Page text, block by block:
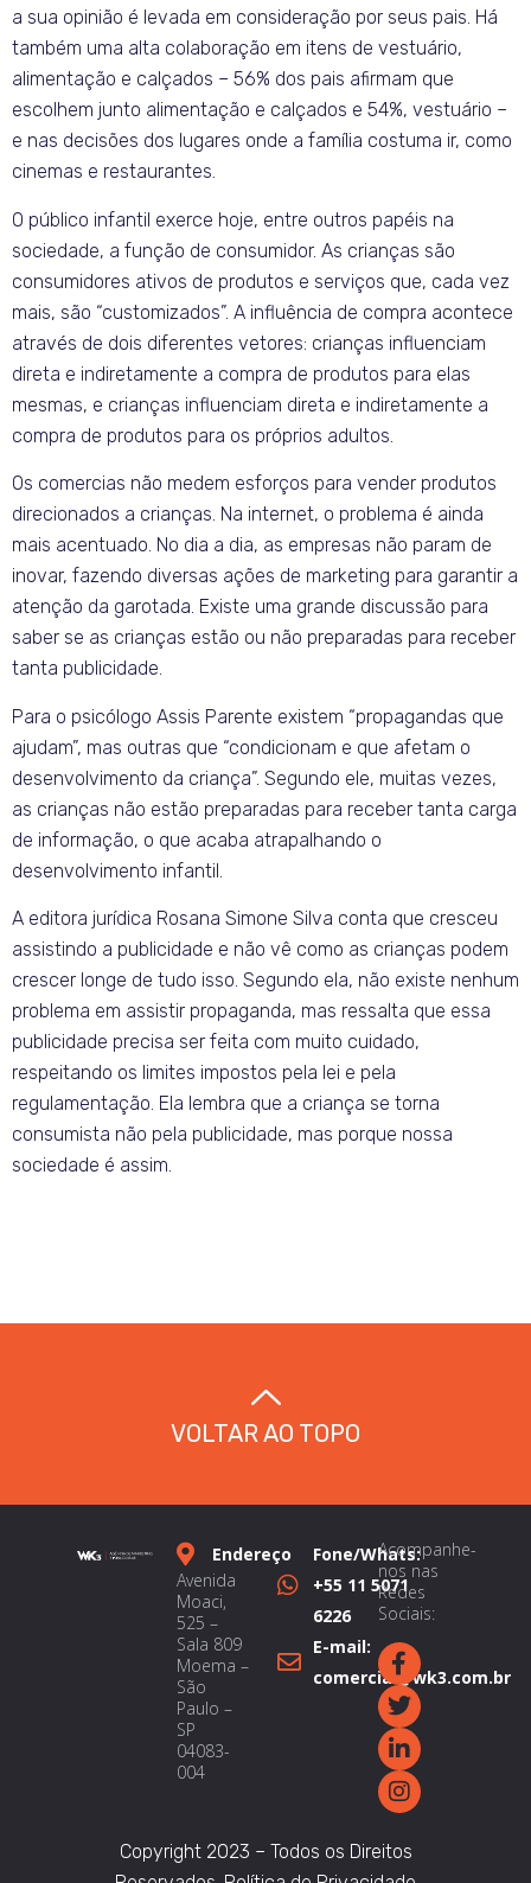
a sua opinião é levada em consideração por seus pais. Há
também uma alta colaboração em itens de vestuário,
alimentação e calçados – 56% dos pais afirmam que
escolhem junto alimentação e calçados e 54%, vestuário –
e nas decisões dos lugares onde a família costuma ir, como
cinemas e restaurantes.
O público infantil exerce hoje, entre outros papéis na
sociedade, a função de consumidor. As crianças são
consumidores ativos de produtos e serviços que, cada vez
mais, são “customizados”. A influência de compra acontece
através de dois diferentes vetores: crianças influenciam
direta e indiretamente a compra de produtos para elas
mesmas, e crianças influenciam direta e indiretamente a
compra de produtos para os próprios adultos.
Os comercias não medem esforços para vender produtos
direcionados a crianças. Na internet, o problema é ainda
mais acentuado. No dia a dia, as empresas não param de
inovar, fazendo diversas ações de marketing para garantir a
atenção da garotada. Existe uma grande discussão para
saber se as crianças estão ou não preparadas para receber
tanta publicidade.
Para o psicólogo Assis Parente existem “propagandas que
ajudam”, mas outras que “condicionam e que afetam o
desenvolvimento da criança”. Segundo ele, muitas vezes,
as crianças não estão preparadas para receber tanta carga
de informação, o que acaba atrapalhando o
desenvolvimento infantil.
A editora jurídica Rosana Simone Silva conta que cresceu
assistindo a publicidade e não vê como as crianças podem
crescer longe de tudo isso. Segundo ela, não existe nenhum
problema em assistir propaganda, mas ressalta que essa
publicidade precisa ser feita com muito cuidado,
respeitando os limites impostos pela lei e pela
regulamentação. Ela lembra que a criança se torna
consumista não pela publicidade, mas porque nossa
sociedade é assim.
VOLTAR AO TOPO
Endereço
Avenida
Moaci,
525 –
Sala 809
Moema –
São
Paulo –
SP
04083-
004
Fone/Whats:
+55 11 5071
6226
E-mail:
comercial@wk3.com.br
Acompanhe-
nos nas
Redes
Sociais:
Copyright 2023 – Todos os Direitos